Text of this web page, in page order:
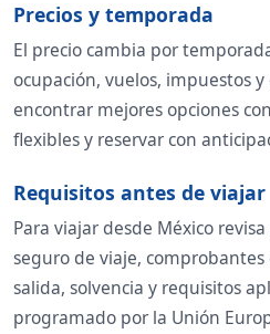
Precios y temporada
El precio cambia por
ocupación, vuelos, impuestos
encontrar mejores opciones
flexibles y reservar con
Requisitos antes de viajar
Para viajar desde México
seguro de viaje,
salida, solvencia y requisitos
programado por la Unión